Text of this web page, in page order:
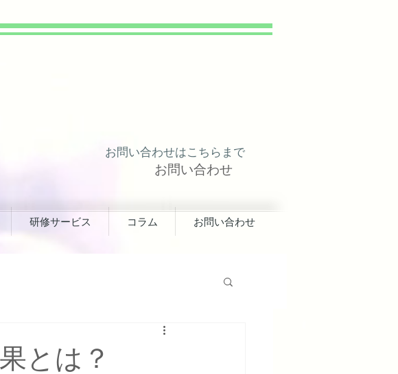
​ お問い合わせはこちらまで
お問い合わせ
研修サービス コラム お問い合わせ
とは？